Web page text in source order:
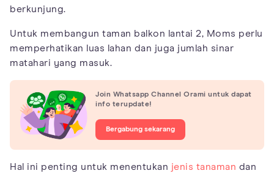
berkunjung.
Untuk membangun taman balkon lantai 2, Moms perlu
memperhatikan luas lahan dan juga jumlah sinar
matahari yang masuk.
Join Whatsapp Channel Orami untuk dapat
info terupdate!
Bergabung sekarang
Hal ini penting untuk menentukan jenis tanaman dan